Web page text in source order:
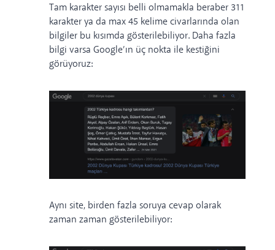
Tam karakter sayısı belli olmamakla beraber 311
karakter ya da max 45 kelime civarlarında olan
bilgiler bu kısımda gösterilebiliyor. Daha fazla
bilgi varsa Google’ın üç nokta ile kestiğini
görüyoruz:
Aynı site, birden fazla soruya cevap olarak
zaman zaman gösterilebiliyor: